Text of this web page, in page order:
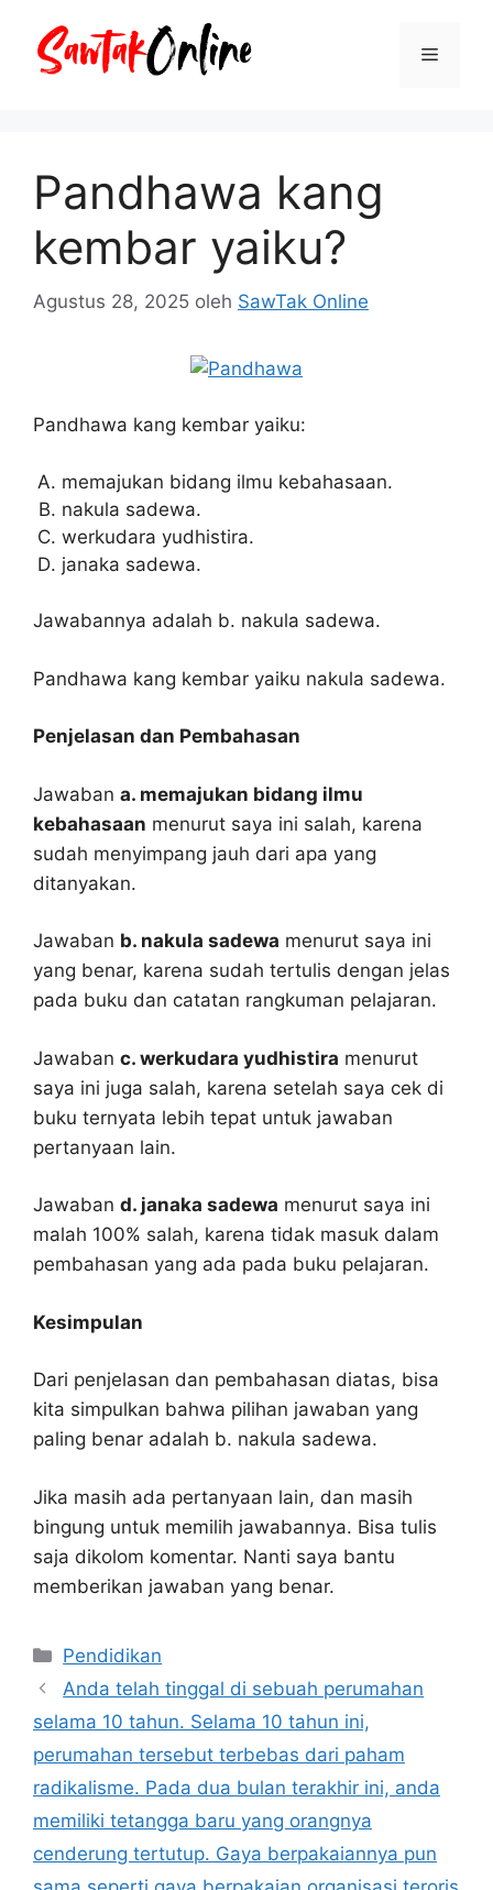
Menu
Pandhawa kang
kembar yaiku?
Agustus 28, 2025 oleh SawTak Online
Pandhawa kang kembar yaiku:
memajukan bidang ilmu kebahasaan.
nakula sadewa.
werkudara yudhistira.
janaka sadewa.
Jawabannya adalah b. nakula sadewa.
Pandhawa kang kembar yaiku nakula sadewa.
Penjelasan dan Pembahasan
Jawaban a. memajukan bidang ilmu
kebahasaan menurut saya ini salah, karena
sudah menyimpang jauh dari apa yang
ditanyakan.
Jawaban b. nakula sadewa menurut saya ini
yang benar, karena sudah tertulis dengan jelas
pada buku dan catatan rangkuman pelajaran.
Jawaban c. werkudara yudhistira menurut
saya ini juga salah, karena setelah saya cek di
buku ternyata lebih tepat untuk jawaban
pertanyaan lain.
Jawaban d. janaka sadewa menurut saya ini
malah 100% salah, karena tidak masuk dalam
pembahasan yang ada pada buku pelajaran.
Kesimpulan
Dari penjelasan dan pembahasan diatas, bisa
kita simpulkan bahwa pilihan jawaban yang
paling benar adalah b. nakula sadewa.
Jika masih ada pertanyaan lain, dan masih
bingung untuk memilih jawabannya. Bisa tulis
saja dikolom komentar. Nanti saya bantu
memberikan jawaban yang benar.
Kategori
Pendidikan
Anda telah tinggal di sebuah perumahan
selama 10 tahun. Selama 10 tahun ini,
perumahan tersebut terbebas dari paham
radikalisme. Pada dua bulan terakhir ini, anda
memiliki tetangga baru yang orangnya
cenderung tertutup. Gaya berpakaiannya pun